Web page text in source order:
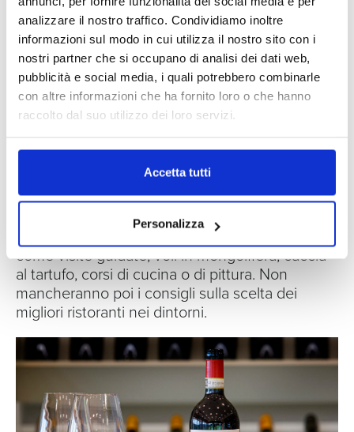
analizzare il nostro traffico. Condividiamo inoltre
informazioni sul modo in cui utilizza il nostro sito con i
nostri partner che si occupano di analisi dei dati web,
pubblicità e social media, i quali potrebbero combinarle
con altre informazioni che ha fornito loro o che hanno
raccolto dal suo utilizzo dei loro servizi.
Accetta tutti
Personalizza
passeggiate a piedi, gite in bici o in macchina
alla scoperta della natura e della cultura
toscane. Luoghi rinomati in tutto il mondo come
Greve in Chianti,Montefioralle, le numerose
Pievi romanichesparse nelle campagne, la
bellissimaBadia di Passignano,Radda in
Chianti e la famosa San Gimignano
facilmente raggiungibili con escursioni
Lo staff dei due Relais del Cabreo è inoltre a
disposizione per suggerire altre attività per
rendere la propria vacanza ancora più bella,
come visite guidate, voli in mongolfiera, caccia
al tartufo, corsi di cucina o di pittura. Non
mancheranno poi i consigli sulla scelta dei
migliori ristoranti nei dintorni.